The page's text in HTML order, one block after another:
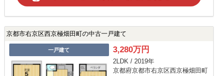
京都市右京区西京極畑田町の中古一戸建て
一戸建て 3,280万円
2LDK / 2019年
京都府京都市右京区西京極畑田町